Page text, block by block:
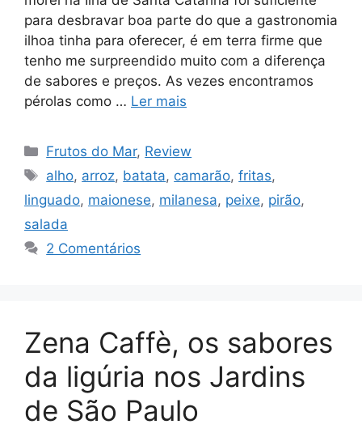
para desbravar boa parte do que a gastronomia
ilhoa tinha para oferecer, é em terra firme que
tenho me surpreendido muito com a diferença
de sabores e preços. As vezes encontramos
pérolas como … Ler mais
Categorias
Frutos do Mar, Review
Tags
alho, arroz, batata, camarão,fritas,
linguado, maionese, milanesa, peixe, pirão,
salada
2 Comentários
Zena Caffè, os sabores
da ligúria nos Jardins
de São Paulo